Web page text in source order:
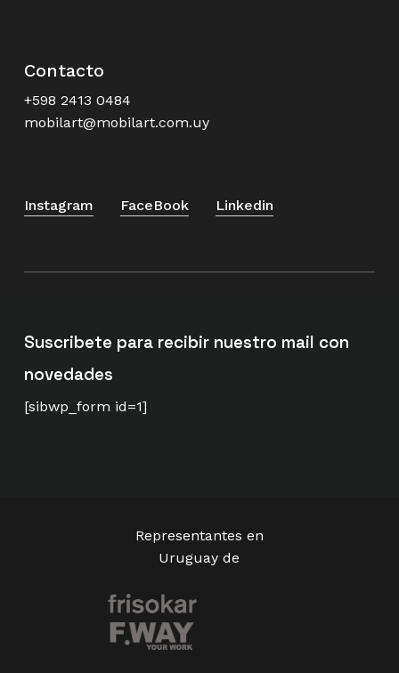
Contacto
+598 2413 0484
mobilart@mobilart.com.uy
Instagram FaceBook Linkedin
Suscribete para recibir nuestro mail con
novedades
[sibwp_form id=1]
Representantes en
Uruguay de